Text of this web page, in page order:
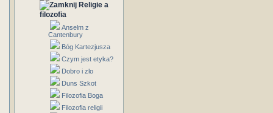
Religie a
filozofia
Anselm z
Cantenbury
Bóg Kartezjusza
Czym jest etyka?
Dobro i zlo
Duns Szkot
Filozofia Boga
Filozofia religii